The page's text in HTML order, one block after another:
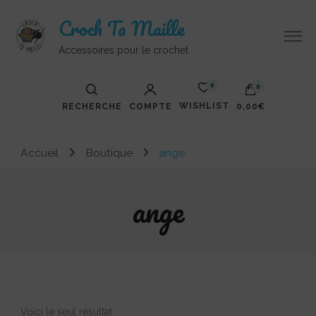
Croch Ta Maille
Accessoires pour le crochet
RECHERCHE COMPTE
0
WISHLIST
0
0,00€
Votre panier est vide.
Accueil Boutique ange
ange
Voici le seul résultat